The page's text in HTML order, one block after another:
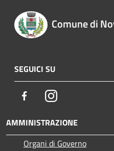
Comune di
SEGUICI SU
FacebookInstagram
AMMINISTRAZIONE
Organi di Governo